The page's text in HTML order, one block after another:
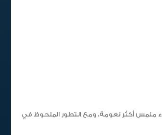
ملمس أكثر نعومة، ومع التطور الملحوظ في